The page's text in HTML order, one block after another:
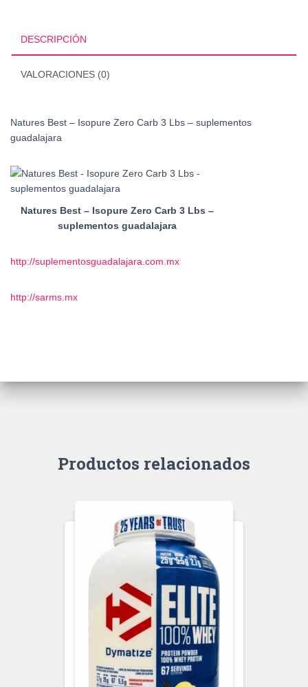
DESCRIPCIÓN
VALORACIONES (0)
Natures Best – Isopure Zero Carb 3 Lbs – suplementos
guadalajara
Natures Best – Isopure Zero Carb 3 Lbs –
suplementos guadalajara
http://suplementosguadalajara.com.mx
http://sarms.mx
Productos relacionados